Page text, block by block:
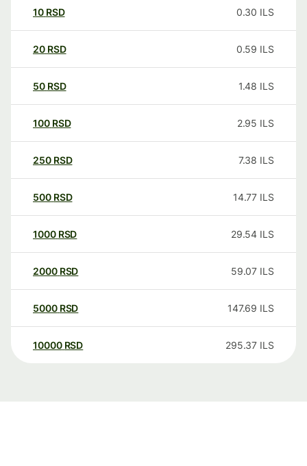
10 RSD 0.30 ILS
20 RSD 0.59 ILS
50 RSD 1.48 ILS
100 RSD 2.95 ILS
250 RSD 7.38 ILS
500 RSD 14.77 ILS
1000 RSD 29.54 ILS
2000 RSD 59.07 ILS
5000 RSD 147.69 ILS
10000 RSD 295.37 ILS